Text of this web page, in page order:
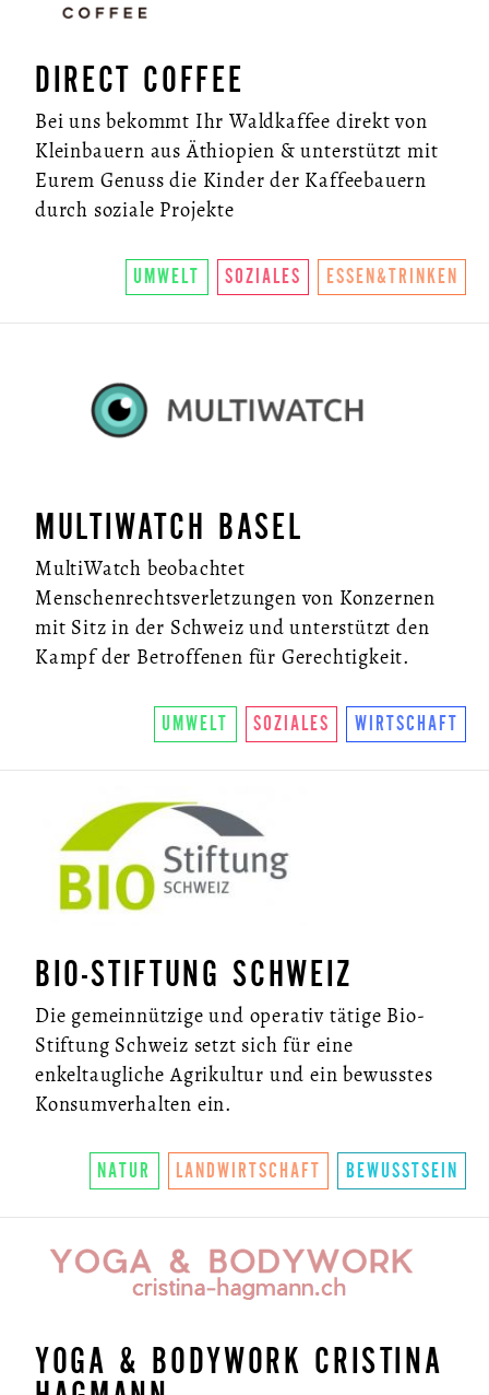
DIRECT COFFEE
Bei uns bekommt Ihr Waldkaffee direkt von
Kleinbauern aus Äthiopien & unterstützt mit
Eurem Genuss die Kinder der Kaffeebauern
durch soziale Projekte
UMWELT SOZIALES ESSEN&TRINKEN
MULTIWATCH BASEL
MultiWatch beobachtet
Menschenrechtsverletzungen von Konzernen
mit Sitz in der Schweiz und unterstützt den
Kampf der Betroffenen für Gerechtigkeit.
UMWELT SOZIALES WIRTSCHAFT
BIO-STIFTUNG SCHWEIZ
Die gemeinnützige und operativ tätige Bio-
Stiftung Schweiz setzt sich für eine
enkeltaugliche Agrikultur und ein bewusstes
Konsumverhalten ein.
NATUR LANDWIRTSCHAFT BEWUSSTSEIN
YOGA & BODYWORK CRISTINA